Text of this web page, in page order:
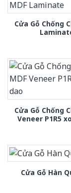
Cửa Gỗ Chống
Cửa Gỗ Chống
Veneer P1R5
Cửa Gỗ Hàn